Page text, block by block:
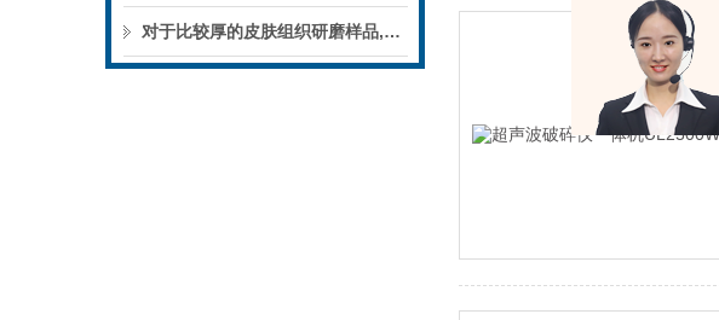
对于比较厚的皮肤组织研磨样品,万柏皮肤研磨仪优势突显